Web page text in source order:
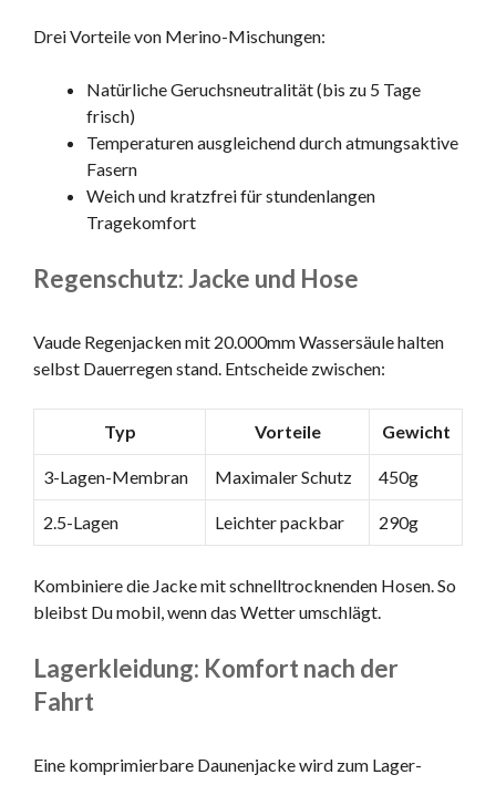
Drei Vorteile von Merino-Mischungen:
Natürliche Geruchsneutralität (bis zu 5 Tage
frisch)
Temperaturen ausgleichend durch atmungsaktive
Fasern
Weich und kratzfrei für stundenlangen
Tragekomfort
Regenschutz: Jacke und Hose
Vaude Regenjacken mit 20.000mm Wassersäule halten
selbst Dauerregen stand. Entscheide zwischen:
Typ Vorteile Gewicht
3-Lagen-Membran Maximaler Schutz 450g
2.5-Lagen Leichter packbar 290g
Kombiniere die Jacke mit schnelltrocknenden Hosen. So
bleibst Du mobil, wenn das Wetter umschlägt.
Lagerkleidung: Komfort nach der
Fahrt
Eine komprimierbare Daunenjacke wird zum Lager-